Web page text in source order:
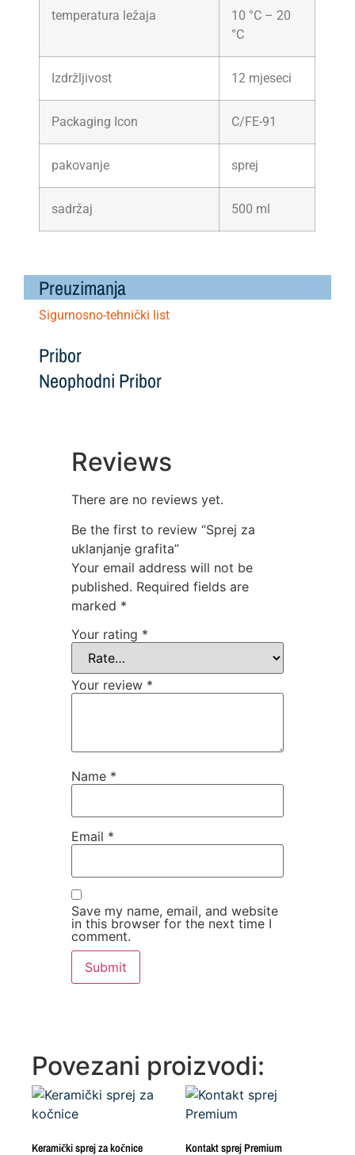
temperatura ležaja
10 °C – 20
°C
Izdržljivost 12 mjeseci
Packaging Icon C/FE-91
pakovanje sprej
sadržaj 500 ml
Preuzimanja
Sigurnosno-tehnički list
Pribor
Neophodni Pribor
Reviews
There are no reviews yet.
Be the first to review “Sprej za
uklanjanje grafita”
Your email address will not be
published. Required fields are
marked *
Your rating *
Your review *
Name *
Email *
Save my name, email, and website
in this browser for the next time I
comment.
Povezani proizvodi:
Keramički sprej za kočnice Kontakt sprej Premium